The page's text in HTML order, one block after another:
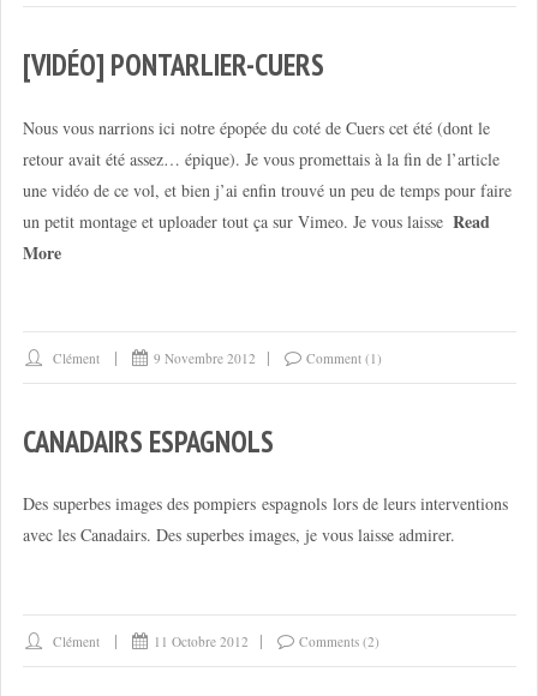
[VIDÉO] PONTARLIER-CUERS
Nous vous narrions ici notre épopée du coté de Cuers cet été (dont le
retour avait été assez… épique). Je vous promettais à la fin de l’article
une vidéo de ce vol, et bien j’ai enfin trouvé un peu de temps pour faire
un petit montage et uploader tout ça sur Vimeo. Je vous laisse Read
More
Clément 9 Novembre 2012 Comment (1)
CANADAIRS ESPAGNOLS
Des superbes images des pompiers espagnols lors de leurs interventions
avec les Canadairs. Des superbes images, je vous laisse admirer.
Clément 11 Octobre 2012 Comments (2)